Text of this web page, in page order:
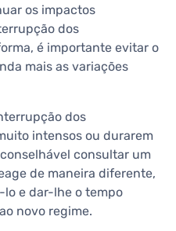
os impactos
dos
é importante evitar o
mais as variações
dos
intensos ou durarem
consultar um
de maneira diferente,
e dar-lhe o tempo
novo regime.